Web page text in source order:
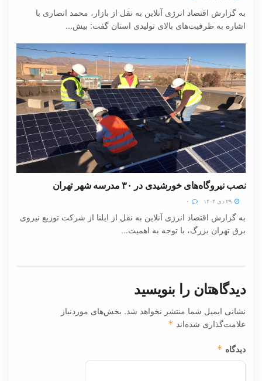
به گزارش اقتصاد انرژی آنلاین به نقل از بازار، محمد انصاری با
اشاره به ظرفیت‌های بالای تولیدی استان گفت: بیش...
نصب نیروگاه‌های خورشیدی در ۳۰ مدرسه شهر تهران
به گزارش اقتصاد انرژی آنلاین به نقل از ایلنا از شرکت توزیع نیروی
برق تهران بزرگ، با توجه به اهمیت...
دیدگاهتان را بنویسید
نشانی ایمیل شما منتشر نخواهد شد. بخش‌های موردنیاز
علامت‌گذاری شده‌اند *
دیدگاه *